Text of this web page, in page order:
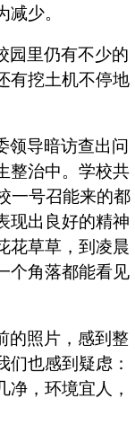
少。
园里仍有不少的
有挖土机不停地
领导暗访查出问
整治中。学校共
一号召能来的都
现出良好的精神
花草草，到凌晨
个角落都能看见
的照片，感到整
也感到疑虑：
，环境宜人，